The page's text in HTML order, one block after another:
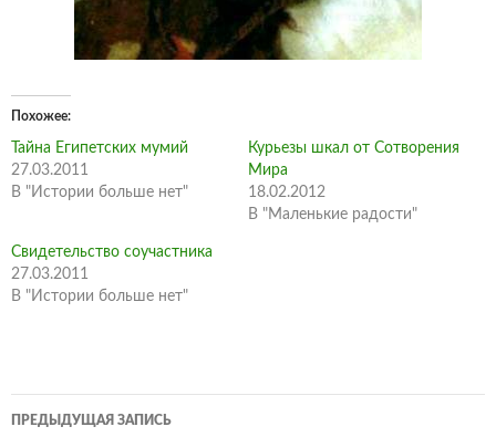
Похожее
Тайна Египетских мумий
27.03.2011
В "Истории больше нет"
Курьезы шкал от Сотворения
Мира
18.02.2012
В "Маленькие радости"
Свидетельство соучастника
27.03.2011
В "Истории больше нет"
Навигация
ПРЕДЫДУЩАЯ ЗАПИСЬ